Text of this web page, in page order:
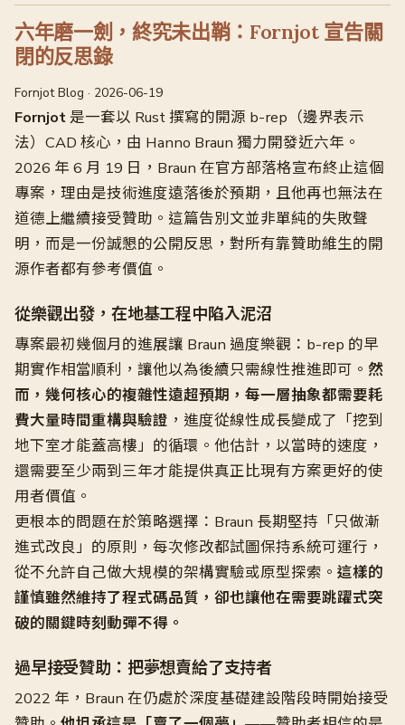
六年磨一劍，終究未出鞘：Fornjot 宣告關
閉的反思錄
Fornjot Blog · 2026-06-19
Fornjot是一套以 Rust 撰寫的開源 b-rep（邊界表示
法）CAD 核心，由 Hanno Braun 獨力開發近六年。
2026 年 6 月 19 日，Braun 在官方部落格宣布終止這個
專案，理由是技術進度遠落後於預期，且他再也無法在
道德上繼續接受贊助。這篇告別文並非單純的失敗聲
明，而是一份誠懇的公開反思，對所有靠贊助維生的開
源作者都有參考價值。
從樂觀出發，在地基工程中陷入泥沼
專案最初幾個月的進展讓 Braun 過度樂觀：b-rep 的早
期實作相當順利，讓他以為後續只需線性推進即可。 然
而，幾何核心的複雜性遠超預期，每一層抽象都需要耗
費大量時間重構與驗證 ，進度從線性成長變成了「挖到
地下室才能蓋高樓」的循環。他估計，以當時的速度，
還需要至少兩到三年才能提供真正比現有方案更好的使
用者價值。
更根本的問題在於策略選擇：Braun 長期堅持「只做漸
進式改良」的原則，每次修改都試圖保持系統可運行，
從不允許自己做大規模的架構實驗或原型探索。 這樣的
謹慎雖然維持了程式碼品質，卻也讓他在需要跳躍式突
破的關鍵時刻動彈不得。
過早接受贊助：把夢想賣給了支持者
2022 年，Braun 在仍處於深度基礎建設階段時開始接受